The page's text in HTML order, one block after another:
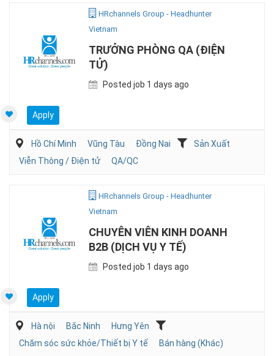
HRchannels Group - Headhunter
Vietnam
TRƯỞNG PHÒNG QA (ĐIỆN
TỬ)
Posted job 1 days ago
Apply
Hồ Chí Minh Vũng Tàu Đồng Nai
Sản Xuất
Viễn Thông / Điện tử
QA/QC
HRchannels Group - Headhunter
Vietnam
CHUYÊN VIÊN KINH DOANH
B2B (DỊCH VỤ Y TẾ)
Posted job 1 days ago
Apply
Hà nội Bắc Ninh
Hưng Yên
Chăm sóc sức khỏe/Thiết bị Y tế
Bán hàng (Khác)